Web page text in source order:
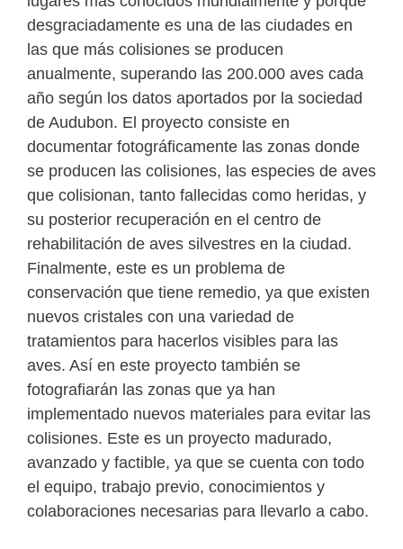
desgraciadamente es una de las ciudades en
las que más colisiones se producen
anualmente, superando las 200.000 aves cada
año según los datos aportados por la sociedad
de Audubon. El proyecto consiste en
documentar fotográficamente las zonas donde
se producen las colisiones, las especies de aves
que colisionan, tanto fallecidas como heridas, y
su posterior recuperación en el centro de
rehabilitación de aves silvestres en la ciudad.
Finalmente, este es un problema de
conservación que tiene remedio, ya que existen
nuevos cristales con una variedad de
tratamientos para hacerlos visibles para las
aves. Así en este proyecto también se
fotografiarán las zonas que ya han
implementado nuevos materiales para evitar las
colisiones. Este es un proyecto madurado,
avanzado y factible, ya que se cuenta con todo
el equipo, trabajo previo, conocimientos y
colaboraciones necesarias para llevarlo a cabo.